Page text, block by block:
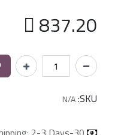
837.20
SKU:
N/A